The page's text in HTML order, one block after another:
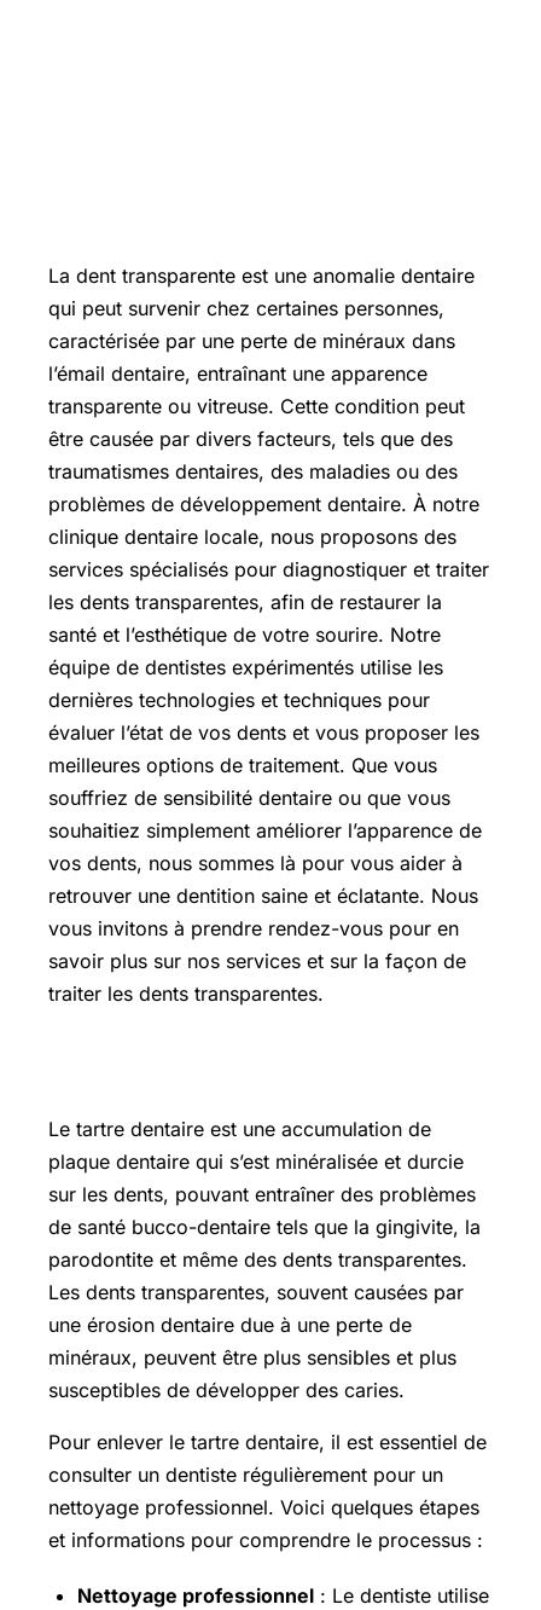
La dent transparente est une anomalie dentaire
qui peut survenir chez certaines personnes,
caractérisée par une perte de minéraux dans
l’émail dentaire, entraînant une apparence
transparente ou vitreuse. Cette condition peut
être causée par divers facteurs, tels que des
traumatismes dentaires, des maladies ou des
problèmes de développement dentaire. À notre
clinique dentaire locale, nous proposons des
services spécialisés pour diagnostiquer et traiter
les dents transparentes, afin de restaurer la
santé et l’esthétique de votre sourire. Notre
équipe de dentistes expérimentés utilise les
dernières technologies et techniques pour
évaluer l’état de vos dents et vous proposer les
meilleures options de traitement. Que vous
souffriez de sensibilité dentaire ou que vous
souhaitiez simplement améliorer l’apparence de
vos dents, nous sommes là pour vous aider à
retrouver une dentition saine et éclatante. Nous
vous invitons à prendre rendez-vous pour en
savoir plus sur nos services et sur la façon de
traiter les dents transparentes.
Le tartre dentaire est une accumulation de
plaque dentaire qui s’est minéralisée et durcie
sur les dents, pouvant entraîner des problèmes
de santé bucco-dentaire tels que la gingivite, la
parodontite et même des dents transparentes.
Les dents transparentes, souvent causées par
une érosion dentaire due à une perte de
minéraux, peuvent être plus sensibles et plus
susceptibles de développer des caries.
Pour enlever le tartre dentaire, il est essentiel de
consulter un dentiste régulièrement pour un
nettoyage professionnel. Voici quelques étapes
et informations pour comprendre le processus :
Nettoyage professionnel : Le dentiste utilise